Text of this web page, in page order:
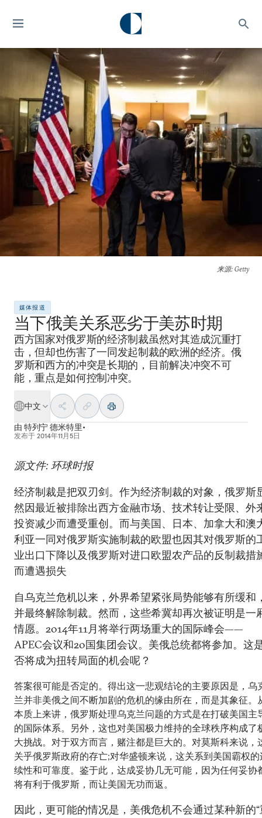
来源: Getty
媒体报道
当下俄美关系恶劣于美苏时期
西方国家对俄罗斯的经济制裁虽然对其造成沉重打
击，但却也伤害了一同发起制裁的欧洲的经济。俄
罗斯和西方的冲突是长期的，目前解决冲突不可
能，重点是如何控制冲突。
中文
由 特列宁 德米特里•
发布于 2014年11月5日
源文件: 环球时报
经济制裁是把双刃剑。作为经济制裁的对象，俄罗斯
然因最近被排除出西方金融市场、技术转让受限、外
投资减少而遭受重创。而与美国、日本、加拿大和澳
利亚一同对俄罗斯实施制裁的欧盟也因其对俄罗斯的
业出口下降以及俄罗斯对进口欧盟农产品的反制裁措
而遭遇损失
自乌克兰危机以来，外界希望紧张局势能够有所缓和
并最终解除制裁。然而，这些希冀却再次被证明是一
情愿。2014年11月将举行两场重大的国际峰会——
APEC会议和20国集团会议。美俄总统都将参加。这
否将成为扭转局面的机会呢？
答案很可能是否定的。得出这一悲观结论的主要原因是，乌
兰并非美俄之间不断加剧的危机的缘由所在，而是其象征。
本质上来讲，俄罗斯处理乌克兰问题的方式是在打破美国主
的国际体系。另外，这也对美国极力维持的全球秩序构成了
大挑战。对于双方而言，赌注都是巨大的。对莫斯科来说，
关乎俄罗斯政府的存亡;对华盛顿来说，这关系到美国霸权的
续性和可靠度。鉴于此，达成妥协几无可能，因为任何妥协
将有利于俄罗斯，而让美国无功而返。
因此，更可能的情况是，美俄危机不会通过某种新的